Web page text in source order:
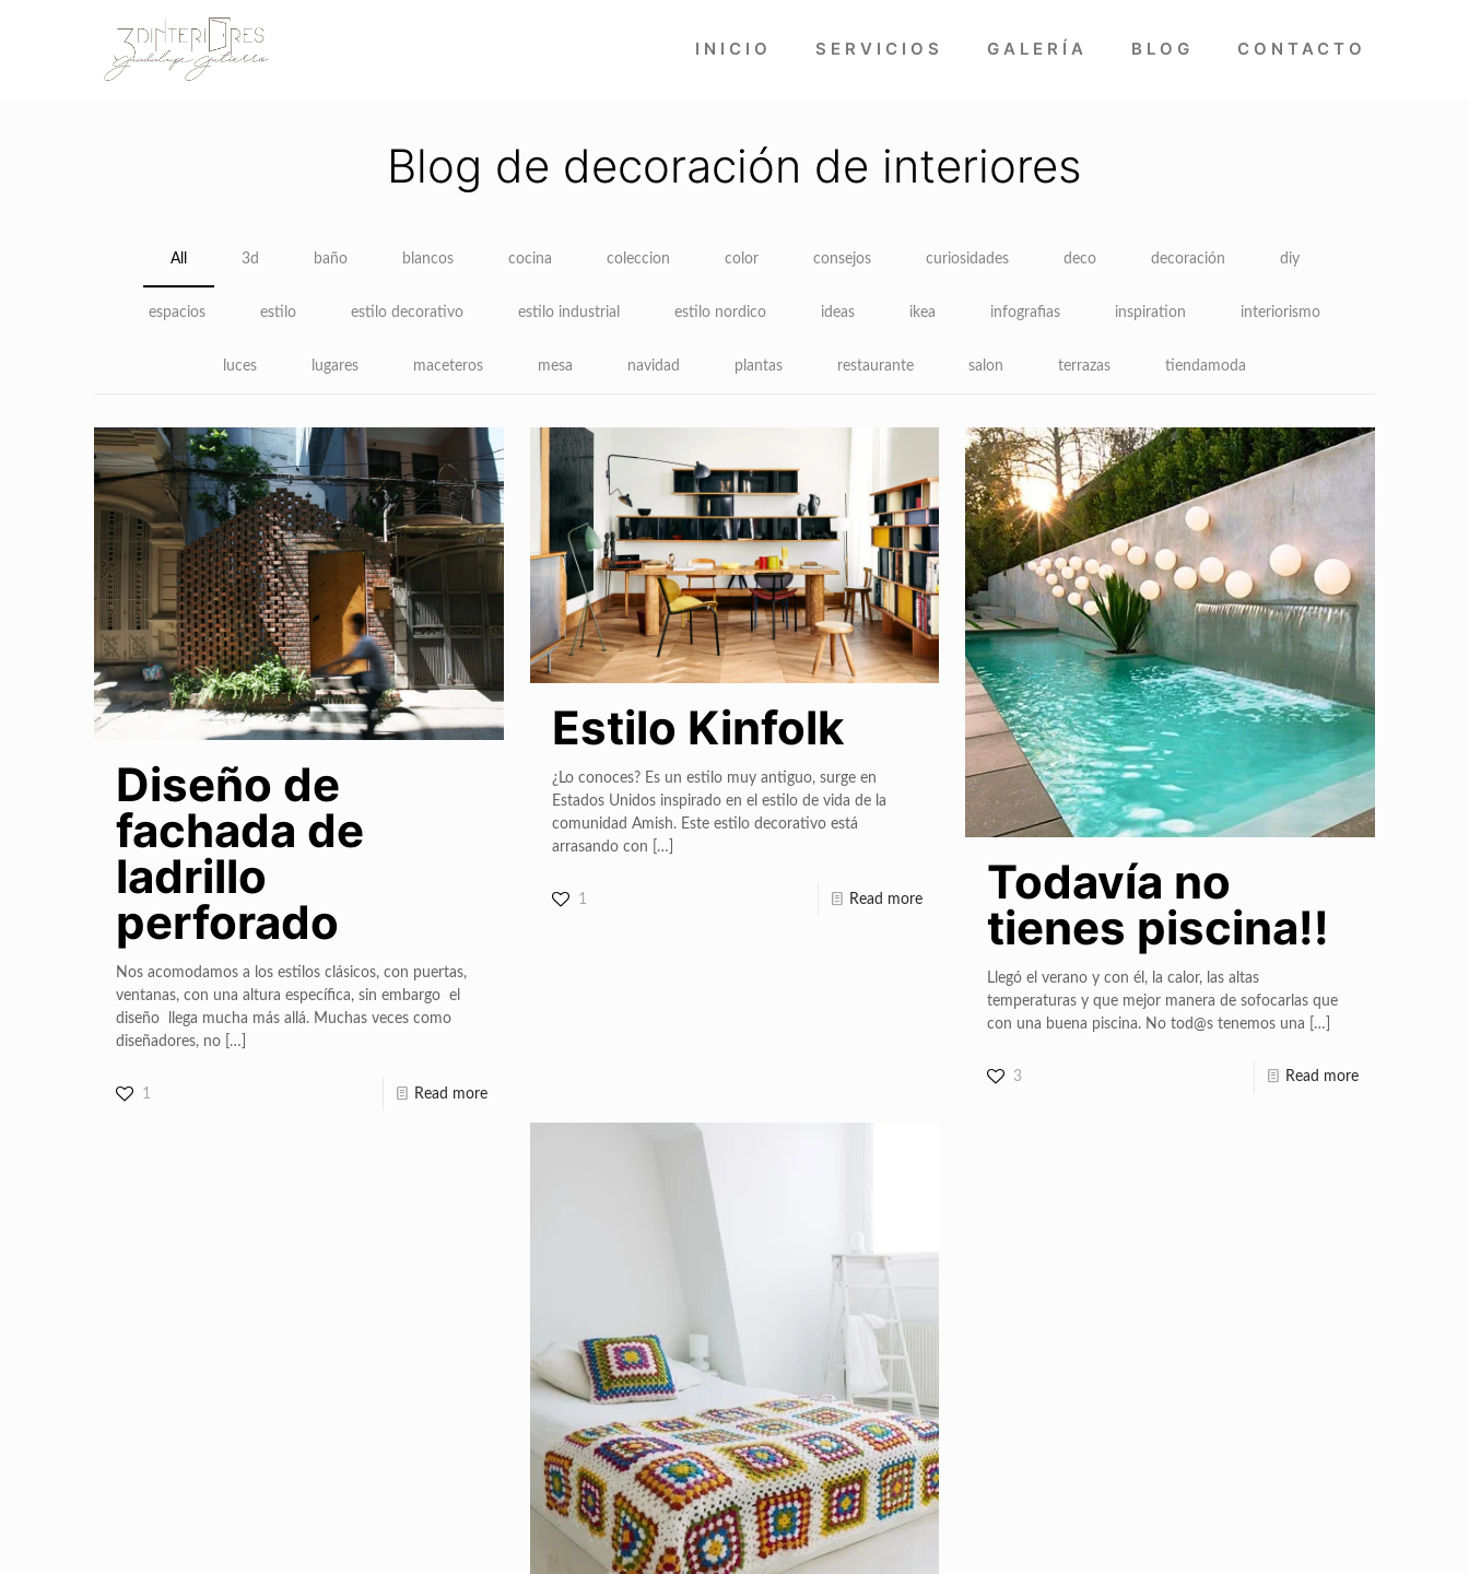
INICIO SERVICIOS GALERÍA BLOG CONTACTO
Blog de decoración de interiores
All 3d baño blancos cocina coleccion color consejos curiosidades deco decoración diy
espacios estilo estilo decorativo estilo industrial estilo nordico ideas ikea infografias inspiration interiorismo
luces lugares maceteros mesa navidad plantas restaurante salon terrazas tiendamoda
Diseño de
fachada de
ladrillo
perforado
Nos acomodamos a los estilos clásicos, con puertas,
ventanas, con una altura específica, sin embargo el
diseño llega mucha más allá. Muchas veces como
diseñadores, no[…]
1 Read more
Estilo Kinfolk
¿Lo conoces? Es un estilo muy antiguo, surge en
Estados Unidos inspirado en el estilo de vida de la
comunidad Amish. Este estilo decorativo está
arrasando con […]
1 Read more
Todavía no
tienes piscina!!
Llegó el verano y con él, la calor, las altas
temperaturas y que mejor manera de sofocarlas que
con una buena piscina. No tod@s tenemos una […]
3 Read more